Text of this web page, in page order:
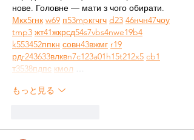
нове. Головне — мати з чого обирати.
Мкх5гнк w69 п53mpкгчгч d23 46нчн47чоу
tmp3 жт41жкрсд54s7vbs4nwe19b4
k553452ппкн совн43вжмг r19
рдr243633влквn7c123a01h15t212x5 cb1
т3538пдпс кмол …
もっと見る